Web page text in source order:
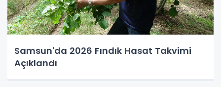
Samsun'da 2026 Fındık Hasat Takvimi
Açıklandı